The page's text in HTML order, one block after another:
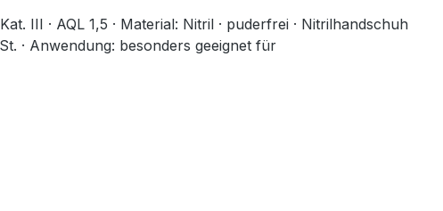
III · AQL 1,5 · Material: Nitril · puderfrei · Nitrilhandschuh
· Anwendung: besonders geeignet für